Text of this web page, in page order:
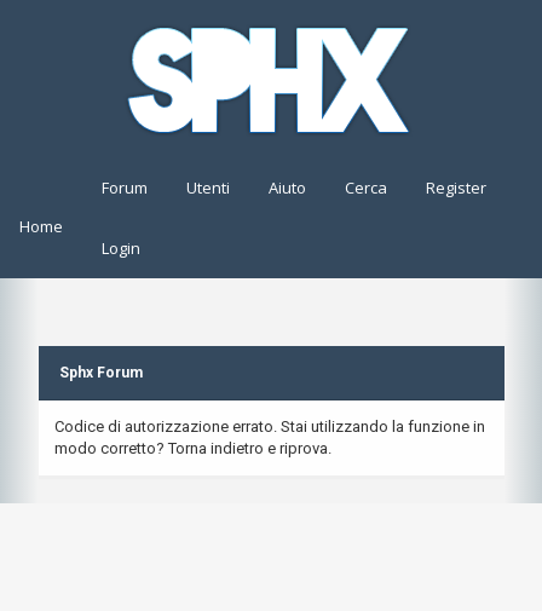
Home
Forum Utenti Aiuto Cerca Register
Login
Sphx Forum
Codice di autorizzazione errato. Stai utilizzando la funzione in
modo corretto? Torna indietro e riprova.